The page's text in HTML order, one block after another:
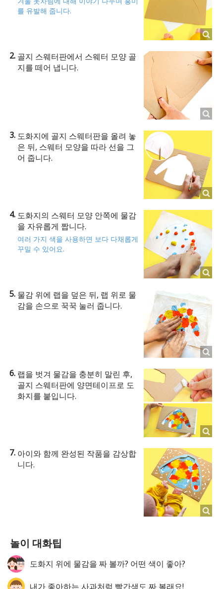
를 유발해 줍니다.
골지 스웨터판에서 스웨터 모양 골
지를 떼어 냅니다.
도화지에 골지 스웨터판을 올려 놓
은 뒤, 스웨터 모양을 따라 선을 그
어 줍니다.
도화지의 스웨터 모양 안쪽에 물감
을 자유롭게 짭니다.
여러 가지 색을 사용하면 보다 다채롭게
꾸밀 수 있어요.
물감 위에 랩을 덮은 뒤, 랩 위로 물
감을 손으로 꾹꾹 눌러 줍니다.
랩을 벗겨 물감을 충분히 말린 후,
골지 스웨터판에 양면테이프로 도
화지를 붙입니다.
아이와 함께 완성된 작품을 감상합
니다.
놀이 대화팁
도화지 위에 물감을 짜 볼까? 어떤 색이 좋아?
내가 좋아하는 사과처럼 빨간색도 짜 볼래요!